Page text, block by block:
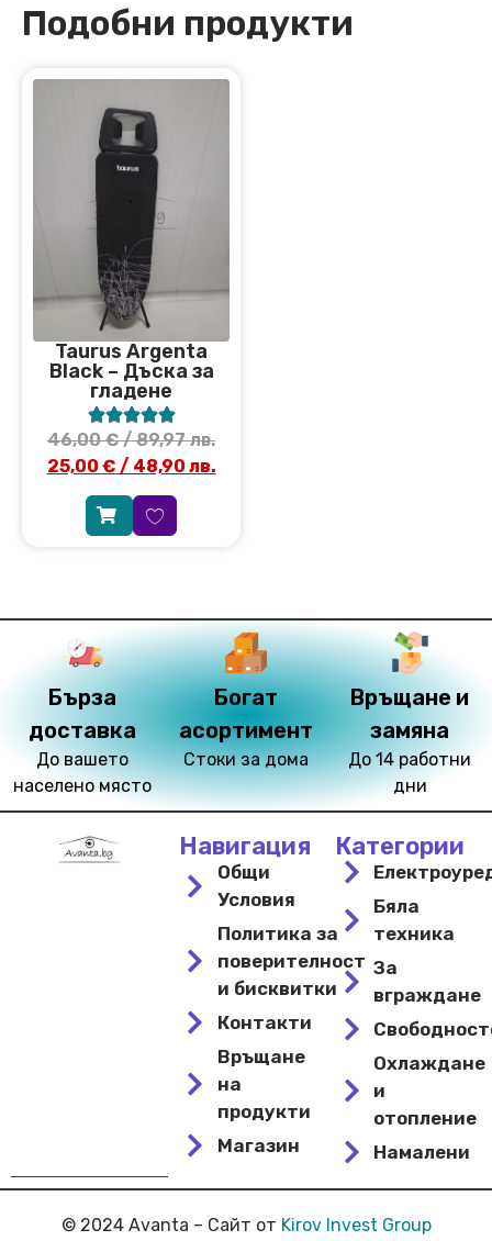
Подобни продукти
Taurus Argenta
Black – Дъска за
гладене

46,00€/ 89,97 лв.
25,00 € / 48,90 лв.
Бърза
доставка
До вашето
населено място
Богат
асортимент
Стоки за дома
Връщане и
замяна
До 14 работни
дни
Навигация
Общи
Условия
Политика за
поверителност
и бисквитки
Контакти
Връщане
на
продукти
Магазин
Категории
Бяла
техника
За
вграждане
Охлаждане
и
отопление
Намалени
© 2024 Avanta – Сайт от Kirov Invest Group